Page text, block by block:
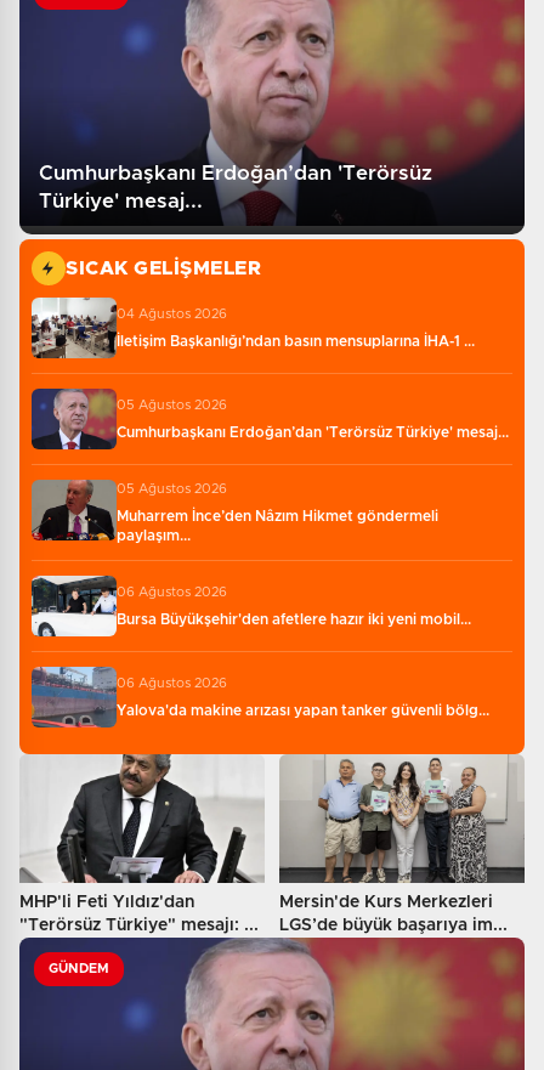
Cumhurbaşkanı Erdoğan’dan 'Terörsüz
Türkiye' mesaj...
SICAK GELIŞMELER
04 Ağustos 2026
İletişim Başkanlığı’ndan basın mensuplarına İHA-1 ...
05 Ağustos 2026
Cumhurbaşkanı Erdoğan’dan 'Terörsüz Türkiye' mesaj...
05 Ağustos 2026
Muharrem İnce’den Nâzım Hikmet göndermeli
paylaşım...
06 Ağustos 2026
Bursa Büyükşehir'den afetlere hazır iki yeni mobil...
06 Ağustos 2026
Yalova'da makine arızası yapan tanker güvenli bölg...
MHP'li Feti Yıldız'dan
"Terörsüz Türkiye" mesajı: ...
Mersin'de Kurs Merkezleri
LGS’de büyük başarıya im...
GÜNDEM